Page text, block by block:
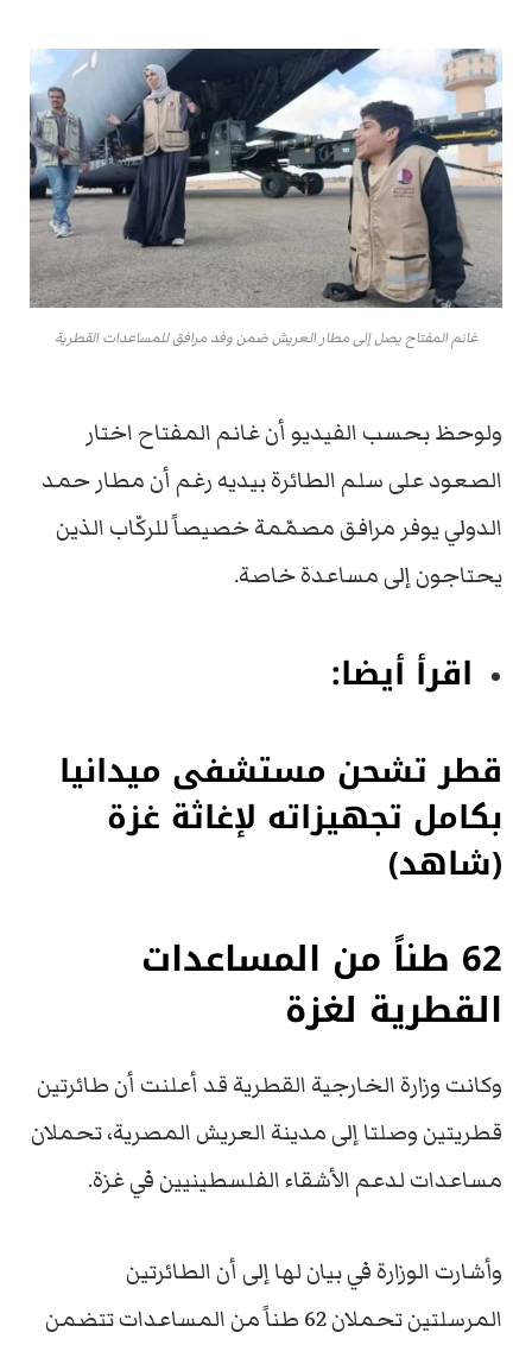
غانم المفتاح يصل إلى مطار العريش ضمن وفد مرافق للمساعدات القطرية
ولوحظ بحسب الفيديو أن غانم المفتاح اختار
الصعود على سلم الطائرة بيديه رغم أن مطار حمد
الدولي يوفر مرافق مصمّمة خصيصاً للركّاب الذين
يحتاجون إلى مساعدة خاصة.
اقرأ أيضا:
قطر تشحن مستشفى ميدانيا
بكامل تجهيزاته لإغاثة غزة
(شاهد)
62 طناً من المساعدات
القطرية لغزة
وكانت وزارة الخارجية القطرية قد أعلنت أن طائرتين
قطريتين وصلتا إلى مدينة العريش المصرية، تحملان
مساعدات لدعم الأشقاء الفلسطينيين في غزة.
وأشارت الوزارة في بيان لها إلى أن الطائرتين
المرسلتين تحملان 62 طناً من المساعدات تتضمن